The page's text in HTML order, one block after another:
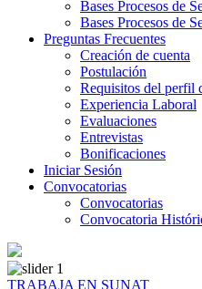
Bases Procesos de
Bases Procesos de
Preguntas Frecuentes
Creación de cuenta
Postulación
Requisitos del perfil
Experiencia Laboral
Evaluaciones
Entrevistas
Bonificaciones
Iniciar Sesión
Convocatorias
Convocatorias
Convocatoria
TRABAJA EN SUNAT